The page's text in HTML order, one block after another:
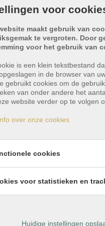
in
zowel de gezellige
grote L-vormige
voor
maakt gebruik van
te vergroten. Door
voor het gebruik van
is een klein tekstbestand
in de browser van
gebruikt cookies om de
van onder andere het
website verder op te volgen
over onze cookies
cookies
voor statistieken en
Huidige instellingen